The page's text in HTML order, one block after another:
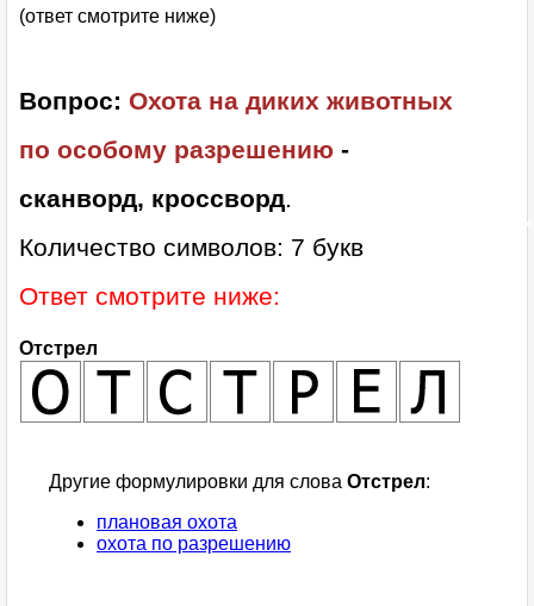
(ответ смотрите ниже)
Вопрос: Охота на диких животных
по особому разрешению -
сканворд, кроссворд.
Количество символов: 7 букв
Ответ смотрите ниже:
Отстрел
Другие формулировки для слова Отстрел:
плановая охота
охота по разрешению